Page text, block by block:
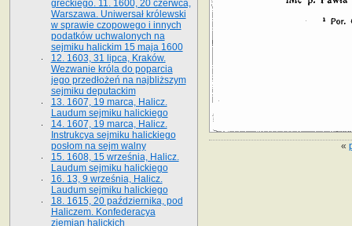
«
greckiego. 11. 1600, 20 czerwca,
Warszawa. Uniwersał królewski
w sprawie czopowego i innych
podatków uchwalonych na
sejmiku halickim 15 maja 1600
12. 1603, 31 lipca, Kraków.
Wezwanie króla do poparcia
jego przedłożeń na najbliższym
sejmiku deputackim
13. 1607, 19 marca, Halicz.
Laudum sejmiku halickiego
14. 1607, 19 marca, Halicz.
Instrukcya sejmiku halickiego
posłom na sejm walny
15. 1608, 15 września, Halicz.
Laudum sejmiku halickiego
16. 13, 9 września, Halicz.
Laudum sejmiku halickiego
18. 1615, 20 października, pod
Haliczem. Konfederacya
ziemian halickich